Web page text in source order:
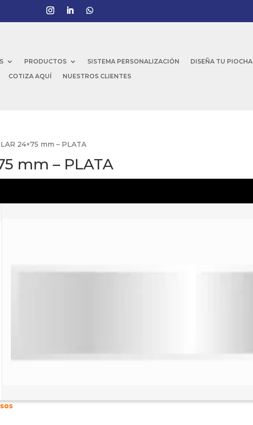
PRODUCTOS SISTEMA PERSONALIZACIÓN
DISEÑA TU PIOCHA
COTIZA AQUÍ
NUESTROS CLIENTES
24×75 mm – PLATA
mm – PLATA